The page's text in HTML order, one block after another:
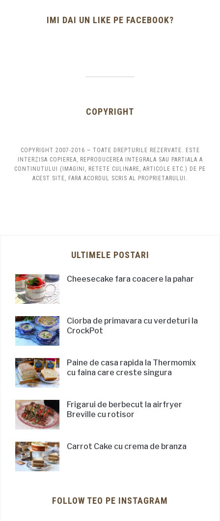
IMI DAI UN LIKE PE FACEBOOK?
COPYRIGHT
COPYRIGHT 2007-2016 ~ TOATE DREPTURILE REZERVATE. ESTE
INTERZISA COPIEREA, REPRODUCEREA INTEGRALA SAU PARTIALA A
CONTINUTULUI (IMAGINI, RETETE CULINARE, ARTICOLE ETC.) DE PE
ACEST SITE, FARA ACORDUL SCRIS AL PROPRIETARULUI.
ULTIMELE POSTARI
Cheesecake fara coacere la pahar
Ciorba de primavara cu verdeturi la
CrockPot
Paine de casa rapida la Thermomix
cu faina care creste singura
Frigarui de berbecut la airfryer
Breville cu rotisor
Carrot Cake cu crema de branza
FOLLOW TEO PE INSTAGRAM